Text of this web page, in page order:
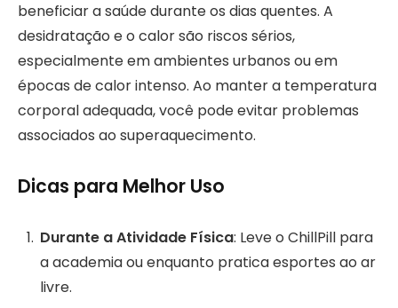
beneficiar a saúde durante os dias quentes. A
desidratação e o calor são riscos sérios,
especialmente em ambientes urbanos ou em
épocas de calor intenso. Ao manter a temperatura
corporal adequada, você pode evitar problemas
associados ao superaquecimento.
Dicas para Melhor Uso
Durante a Atividade Física: Leve o ChillPill para
a academia ou enquanto pratica esportes ao ar
livre.